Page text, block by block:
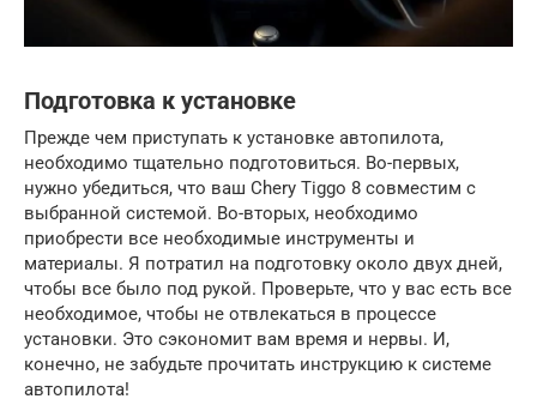
Подготовка к установке
Прежде чем приступать к установке автопилота,
необходимо тщательно подготовиться. Во-первых,
нужно убедиться, что ваш Chery Tiggo 8 совместим с
выбранной системой. Во-вторых, необходимо
приобрести все необходимые инструменты и
материалы. Я потратил на подготовку около двух дней,
чтобы все было под рукой. Проверьте, что у вас есть все
необходимое, чтобы не отвлекаться в процессе
установки. Это сэкономит вам время и нервы. И,
конечно, не забудьте прочитать инструкцию к системе
автопилота!